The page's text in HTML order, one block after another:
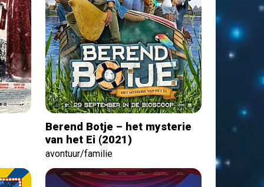
Berend Botje – het mysterie
van het Ei (2021)
avontuur/familie